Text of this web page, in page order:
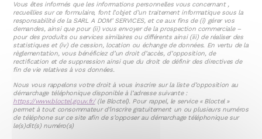
Vous êtes informés que les informations personnelles vous concernant ,
recueillies sur ce formulaire, font l’objet d’un traitement informatique sous la
responsabilité de la SARL A DOM’ SERVICES, et ce aux fins de (i) gérer vos
demandes, ainsi que pour (ii) vous envoyer de la prospection commerciale –
pour des produits ou services similaires ou différents ainsi (iii) de réaliser des
statistiques et (iv) de cession, location ou échange de données. En vertu de la
règlementation, vous bénéficiez d’un droit d’accès, d’opposition, de
rectification et de suppression ainsi que du droit de définir des directives de
fin de vie relatives à vos données.
Nous vous rappelons votre droit à vous inscrire sur la liste d’opposition au
démarchage téléphonique disponible à l’adresse suivante :
https://www.bloctel.gouv.fr/(le Bloctel). Pour rappel, le service « Bloctel »
permet à tout consommateur d’inscrire gratuitement un ou plusieurs numéros
de téléphone sur ce site afin de s’opposer au démarchage téléphonique sur
le(s)dit(s) numéro(s)